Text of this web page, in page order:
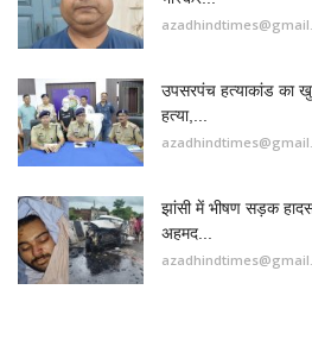
उपसरपंच हत्याकांड का
हत्या,...
झांसी में भीषण सड़क
अहमद...